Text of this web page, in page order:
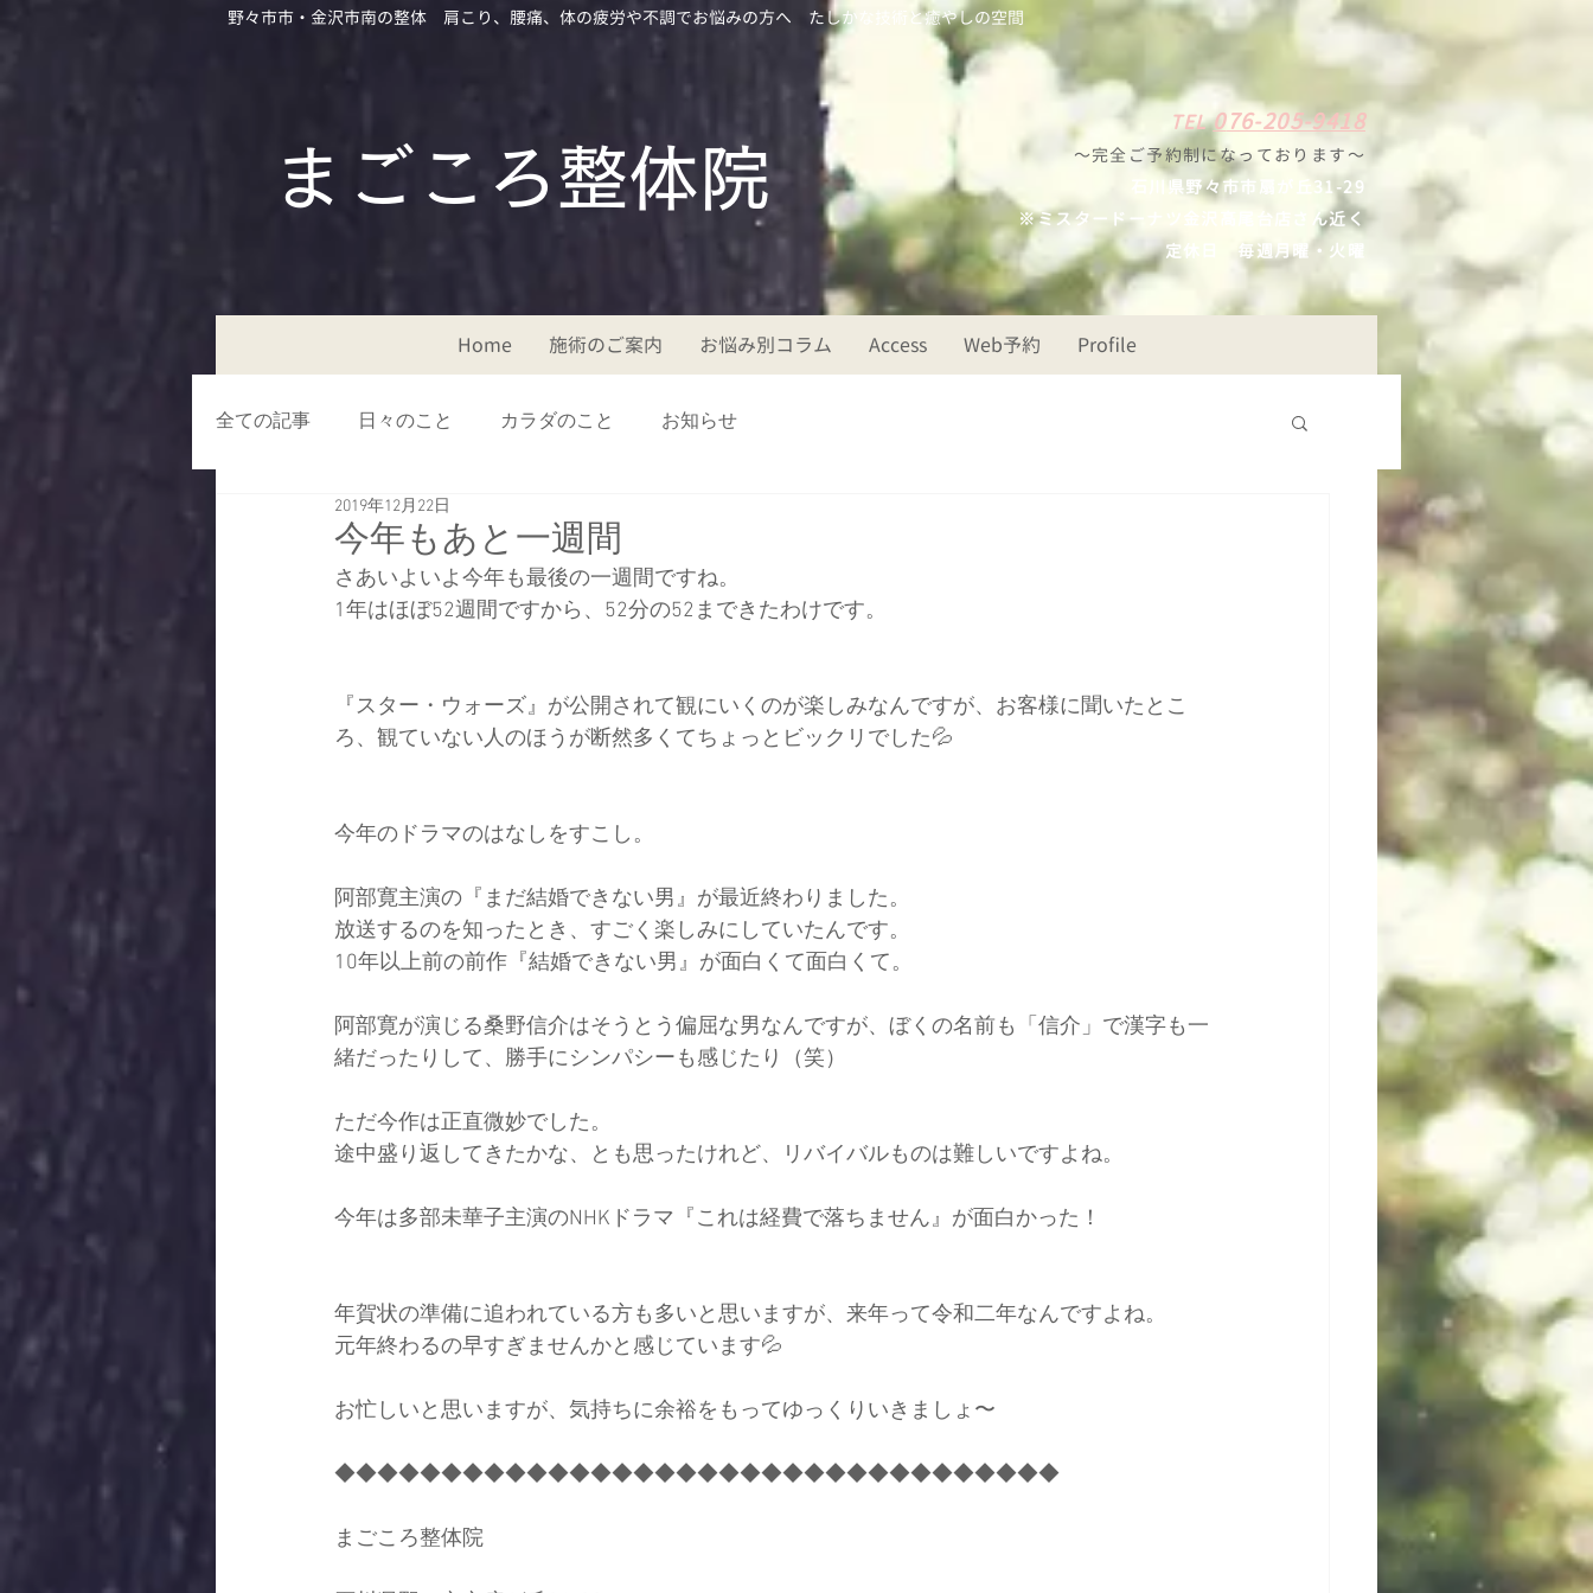
野々市市・金沢市南の整体 肩こり、腰痛、体の疲労や不調でお悩みの方へ たしかな技術と癒やしの空間
​​まごころ整体院
TEL 076-205-9418
〜完全ご予約制になっ ております 〜
石川県野々市市扇が丘31-29
※ミスタードーナツ
金沢高尾台店さん近く
定休日 毎週月曜・火曜
Home 施術のご案内 お悩み別コラム Access Web予約 Profile
全ての記事 日々のこと カラダのこと お知らせ
今年もあと一週間
2019年12月22日
さあいよいよ今年も最後の一週間ですね。
1年はほぼ52週間ですから、52分の52まできたわけです。
『スター・ウォーズ』が公開されて観にいくのが楽しみなんですが、お客様に聞いたとこ
ろ、観ていない人のほうが断然多くてちょっとビックリでした💦
今年のドラマのはなしをすこし。
阿部寛主演の『まだ結婚できない男』が最近終わりました。
放送するのを知ったとき、すごく楽しみにしていたんです。
10年以上前の前作『結婚できない男』が面白くて面白くて。
阿部寛が演じる桑野信介はそうとう偏屈な男なんですが、ぼくの名前も「信介」で漢字も一
緒だったりして、勝手にシンパシーも感じたり（笑）
ただ今作は正直微妙でした。
途中盛り返してきたかな、とも思ったけれど、リバイバルものは難しいですよね。
今年は多部未華子主演のNHKドラマ『これは経費で落ちません』が面白かった！
年賀状の準備に追われている方も多いと思いますが、来年って令和二年なんですよね。
元年終わるの早すぎませんかと感じています💦
お忙しいと思いますが、気持ちに余裕をもってゆっくりいきましょ〜
◆◆◆◆◆◆◆◆◆◆◆◆◆◆◆◆◆◆◆◆◆◆◆◆◆◆◆◆◆◆◆◆◆◆
まごころ整体院